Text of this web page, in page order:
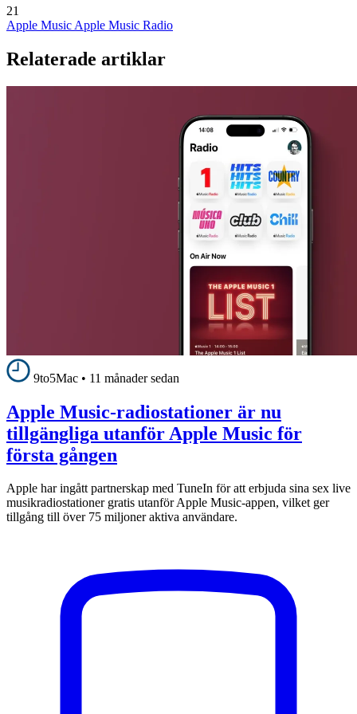
21
Apple Music Apple Music Radio
Relaterade artiklar
9to5Mac • 11 månader sedan
Apple Music-radiostationer är nu
tillgängliga utanför Apple Music för
första gången
Apple har ingått partnerskap med TuneIn för att erbjuda sina sex live
musikradiostationer gratis utanför Apple Music-appen, vilket ger
tillgång till över 75 miljoner aktiva användare.